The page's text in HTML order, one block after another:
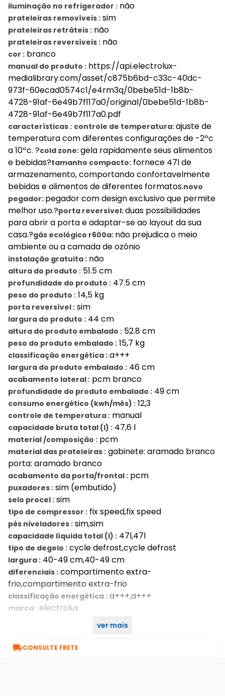
iluminação no refrigerador : não
prateleiras removíveis : sim
prateleiras retráteis : não
prateleiras reversíveis : não
cor : branco
manual do produto : https://api.electrolux-
medialibrary.com/asset/c875b6bd-c33c-40dc-
973f-60ecad0574c1/e4rm3q/0bebe51d-1b8b-
4728-91af-6e49b7f117a0/original/0bebe51d-1b8b-
4728-91af-6e49b7f117a0.pdf
características : controle de temperatura:ajuste de
temperatura com diferentes configurações de -2ºc
a 10ºc. ?cold zone:gela rapidamente seus alimentos
e bebidas?tamanho compacto: fornece 47l de
armazenamento, comportando confortavelmente
bebidas e alimentos de diferentes formatos.novo
pegador: pegador com design exclusivo que permite
melhor uso.?porta reversível:duas possibilidades
para abrir a porta e adaptar-se ao layout da sua
casa.?gás ecológico r600a: não prejudica o meio
ambiente ou a camada de ozônio
instalação gratuita : não
altura do produto : 51.5 cm
profundidade do produto : 47.5 cm
peso do produto : 14,5 kg
porta reversível : sim
largura do produto : 44 cm
altura do produto embalado : 52.8 cm
peso do produto embalado : 15,7 kg
classificação energética : a+++
largura do produto embalado : 46 cm
acabamento lateral : pcm branco
profundidade do produto embalado : 49 cm
consumo energético (kwh/mês) : 12,3
controle de temperatura : manual
capacidade bruta total (l) : 47,6 l
material /composição : pcm
material das prateleiras : gabinete: aramado branco
porta: aramado branco
acabamento da porta/frontal : pcm
puxadores : sim (embutido)
selo procel : sim
tipo de compressor : fix speed,fix speed
pés niveladores : sim,sim
capacidade líquida total (l) : 47l,47l
tipo de degelo : cycle defrost,cycle defrost
largura : 40-49 cm,40-49 cm
diferenciais : compartimento extra-
frio,compartimento extra-frio
classificação energética : a+++,a+++
marca : electrolux
ver mais
CONSULTE FRETE